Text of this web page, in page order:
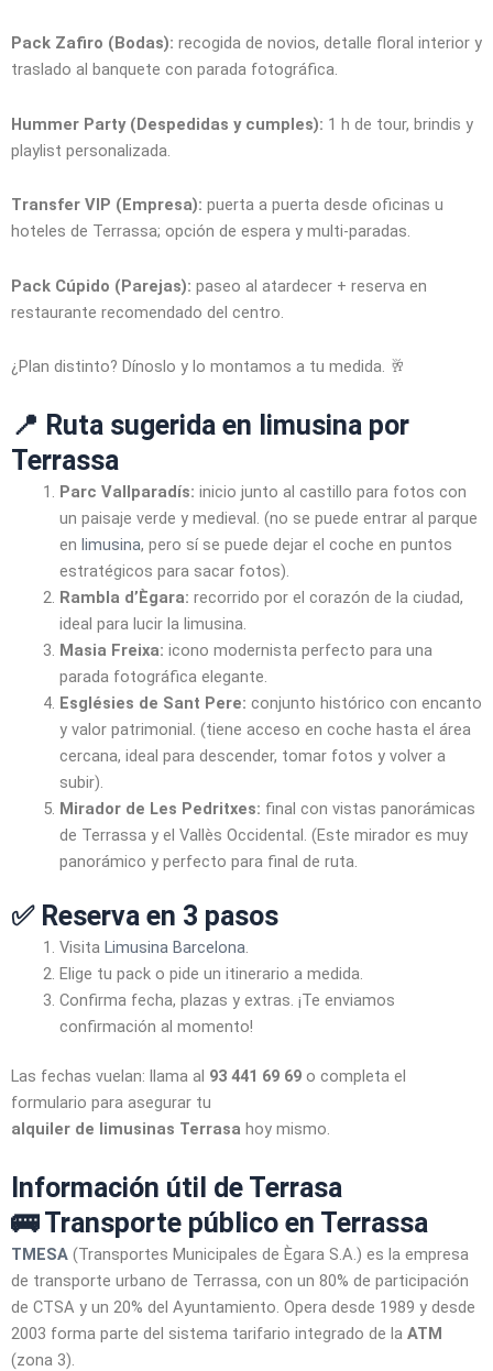
Pack Zafiro (Bodas): recogida de novios, detalle floral interior y
traslado al banquete con parada fotográfica.
Hummer Party (Despedidas y cumples): 1 h de tour, brindis y
playlist personalizada.
Transfer VIP (Empresa): puerta a puerta desde oficinas u
hoteles de Terrassa; opción de espera y multi-paradas.
Pack Cúpido (Parejas): paseo al atardecer + reserva en
restaurante recomendado del centro.
¿Plan distinto? Dínoslo y lo montamos a tu medida. 🥂
📍 Ruta sugerida en limusina por
Terrassa
Parc Vallparadís: inicio junto al castillo para fotos con
un paisaje verde y medieval. (no se puede entrar al parque
en limusina, pero sí se puede dejar el coche en puntos
estratégicos para sacar fotos).
Rambla d’Ègara: recorrido por el corazón de la ciudad,
ideal para lucir la limusina.
Masia Freixa: icono modernista perfecto para una
parada fotográfica elegante.
Esglésies de Sant Pere: conjunto histórico con encanto
y valor patrimonial. (tiene acceso en coche hasta el área
cercana, ideal para descender, tomar fotos y volver a
subir).
Mirador de Les Pedritxes: final con vistas panorámicas
de Terrassa y el Vallès Occidental. (Este mirador es muy
panorámico y perfecto para final de ruta.
✅ Reserva en 3 pasos
Visita Limusina Barcelona
Elige tu pack o pide un itinerario a medida.
Confirma fecha, plazas y extras. ¡Te enviamos
confirmación al momento!
Las fechas vuelan: llama al 93 441 69 69 o completa el
formulario para asegurar tu
alquiler de limusinas Terrasa hoy mismo.
Información útil de Terrasa
🚌 Transporte público en Terrassa
TMESA (Transportes Municipales de Ègara S.A.) es la empresa
de transporte urbano de Terrassa, con un 80% de participación
de CTSA y un 20% del Ayuntamiento. Opera desde 1989 y desde
2003 forma parte del sistema tarifario integrado de la ATM
(zona 3).